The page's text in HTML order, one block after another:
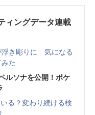
ィングデータ連載
浮き彫りに 気になる
た
ルソナを公開！ポケ
る？変わり続ける検